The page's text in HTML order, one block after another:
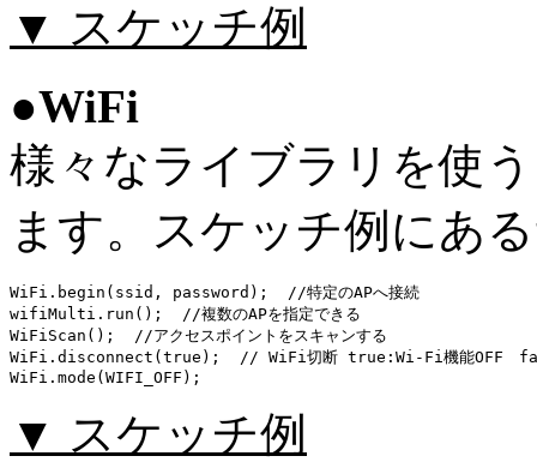
▼ スケッチ例
●WiFi
様々なライブラリを使
ます。スケッチ例にあ
WiFi.begin(ssid, password);  //特定のAPへ接続
wifiMulti.run();  //複数のAPを指定できる
WiFiScan();  //アクセスポイントをスキャンする
WiFi.disconnect(true);  // WiFi切断 true:Wi-Fi機能OFF　
▼ スケッチ例